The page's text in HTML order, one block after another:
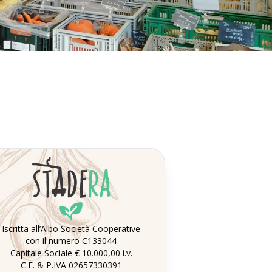
Iscritta all’Albo Società Cooperative
con il numero C133044
Capitale Sociale € 10.000,00 i.v.
C.F. & P.IVA 02657330391